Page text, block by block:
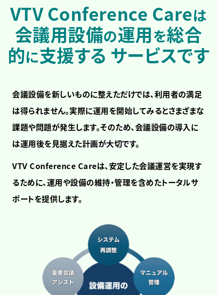
VTV Conference Careは
会議用設備の運用を総合
的に支援する サービスです
会議設備を新しいものに整えただけでは、利用者の満足
は得られません。実際に運用を開始してみるとさまざまな
課題や問題が発生します。そのため、会議設備の導入に
は運用後を見据えた計画が大切です。
VTV Conference Careは、安定した会議運営を実現す
るために、運用や設備の維持・管理を含めたトータルサ
ポートを提供します。